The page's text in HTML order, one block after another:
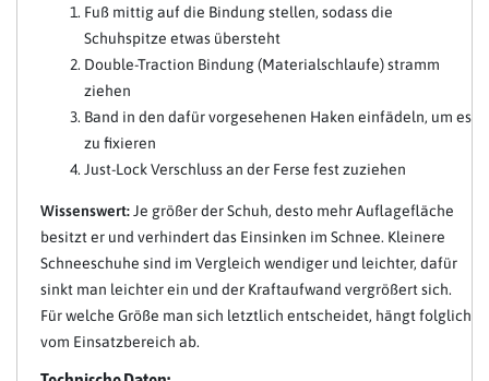
Fuß mittig auf die Bindung stellen, sodass die
Schuhspitze etwas übersteht
Double-Traction Bindung (Materialschlaufe) stramm
ziehen
Band in den dafür vorgesehenen Haken einfädeln, um es
zu fixieren
Just-Lock Verschluss an der Ferse fest zuziehen
Wissenswert: Je größer der Schuh, desto mehr Auflagefläche
besitzt er und verhindert das Einsinken im Schnee. Kleinere
Schneeschuhe sind im Vergleich wendiger und leichter, dafür
sinkt man leichter ein und der Kraftaufwand vergrößert sich.
Für welche Größe man sich letztlich entscheidet, hängt folglich
vom Einsatzbereich ab.